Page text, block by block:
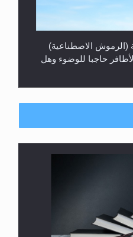
(الرموش الاصطناعية)
حاجبا للوضوء وهل
الميلادية أو الهجرية؟